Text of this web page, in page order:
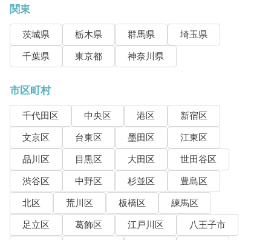
関東
茨城県 栃木県 群馬県
埼玉県
千葉県
東京都 神奈川県
市区町村
千代田区 中央区 港区
新宿区
文京区
台東区 墨田区
江東区
品川区
目黒区 大田区
世田谷区
渋谷区
中野区 杉並区
豊島区
北区
荒川区 板橋区
練馬区
足立区
葛飾区 江戸川区
八王子市